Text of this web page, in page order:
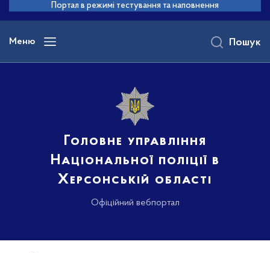
основного
вмісту
Портал в режимі тестування та наповнення
Меню
Головне управління
Національної поліції в
Херсонській області
Офіційний вебпортал
Пошук